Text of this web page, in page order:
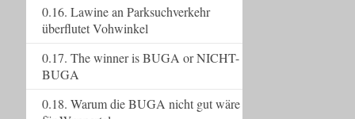
0.16. Lawine an Parksuchverkehr
überflutet Vohwinkel
0.17. The winner is BUGA or NICHT-
BUGA
0.18. Warum die BUGA nicht gut wäre